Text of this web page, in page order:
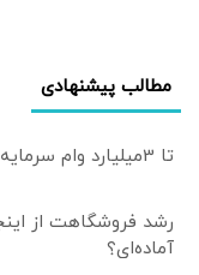
شدت محدود است
مطالب پیشنهادی
تا 3میلیارد وام سرمایه در گردش فروشندگان
رشد فروشگاهت از
آماده‌ای؟